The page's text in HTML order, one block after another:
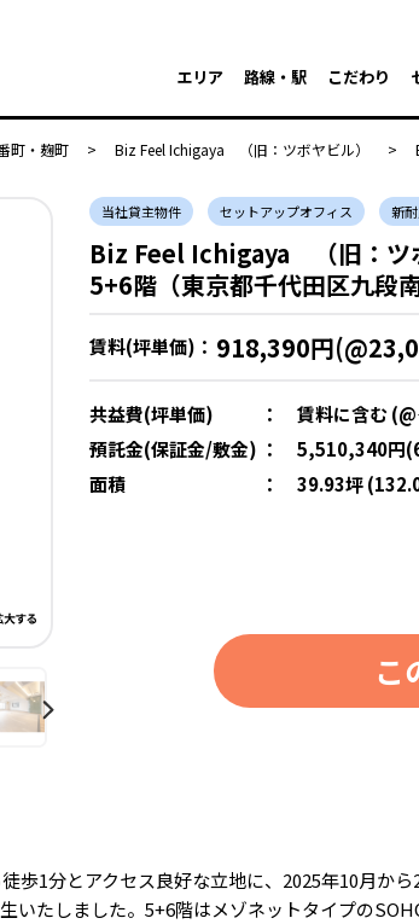
エリア 路線・駅 こだわり
町・麹町 > Biz Feel Ichigaya （旧：ツボヤビル） >
当社貸主物件 セットアップオフィス 新
Biz Feel Ichigaya （旧：ツ
5+6階（東京都千代田区九段南
賃料(坪単価)： 918,390円
共益費(坪単価) ：
賃料に含む
預託金(保証金/敷金) ：
5,510,340円
面積
： 39.93坪
こ
歩1分とアクセス良好な立地に、2025年10月か
いたしました。5+6階はメゾネットタイプの